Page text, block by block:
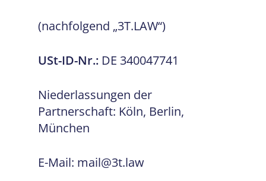
(nachfolgend „3T.LAW“)
USt-ID-Nr.: DE 340047741
Niederlassungen der
Partnerschaft: Köln, Berlin,
München
E-Mail: mail@3t.law